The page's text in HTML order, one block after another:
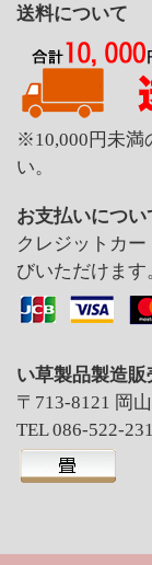
送料について
※10,000円未満
い。
お支払いについ
クレジットカ
びいただけます
い草製品製造
〒713-8121 岡
TEL 086-522-